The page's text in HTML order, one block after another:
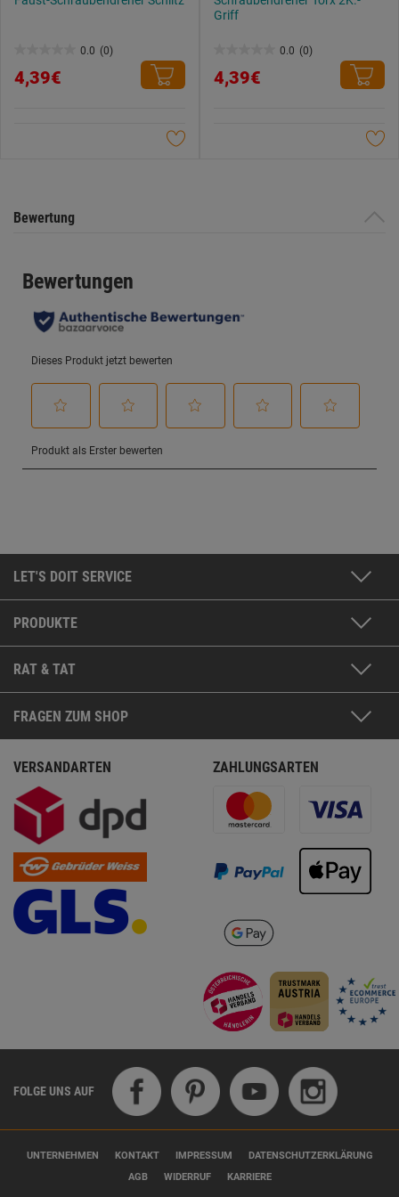
0.0 (0)
von
4,39€
Griff
0.0 (0)
von
4,39€
Bewertung
LET'S DOIT SERVICE
PRODUKTE
RAT & TAT
FRAGEN ZUM SHOP
VERSANDARTEN ZAHLUNGSARTEN
FOLGE UNS AUF
UNTERNEHMEN KONTAKT IMPRESSUM
DATENSCHUTZERKLÄRUNG
AGB
WIDERRUF KARRIERE